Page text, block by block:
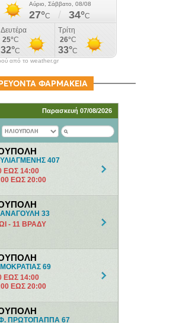
από το weather.gr
ΦΑΡΜΑΚΕΙΑ